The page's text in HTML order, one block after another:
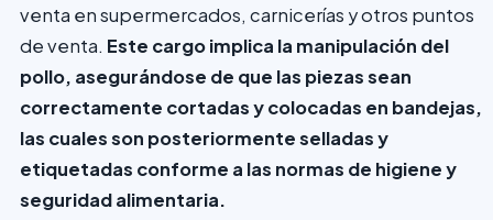
venta en supermercados, carnicerías y otros puntos
de venta. Este cargo implica la manipulación del
pollo, asegurándose de que las piezas sean
correctamente cortadas y colocadas en bandejas,
las cuales son posteriormente selladas y
etiquetadas conforme a las normas de higiene y
seguridad alimentaria.